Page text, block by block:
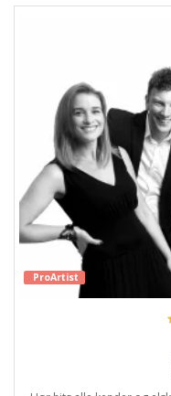
ProArtist